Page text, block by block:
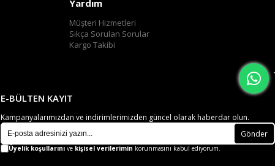
Yardım
Müşteri Hizmetleri
Sıkça Sorulan Sorular
Kargo Takibi
E-BÜLTEN KAYIT
Kampanyalarımızdan ve indirimlerimizden güncel olarak haberdar olun.
Gönder
Üyelik koşullarınıve kişisel verilerimin korunmasını kabul ediyorum.